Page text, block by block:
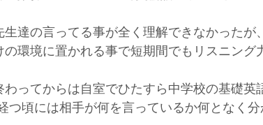
生達の言ってる事が全く理解できなかったが、
の環境に置かれる事で短期間でもリスニング
わってからは自室でひたすら中学校の基礎英
つ頃には相手が何を言っているか何となく